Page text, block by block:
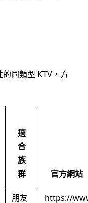
同類型 KTV，方
適
合
族
群
官方網站
朋友 https://